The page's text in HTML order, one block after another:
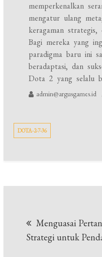
memperkenalkan
mengatur ulang
keragaman strategis,
Bagi mereka yang
paradigma baru ini
beradaptasi, dan
Dota 2 yang selalu
admin@argusgames.id
DOTA-2-7-36
Menguasai
Strategi untuk